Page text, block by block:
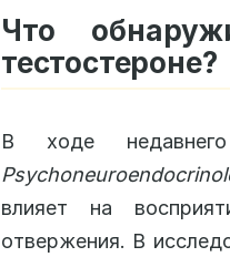
Что
тестостероне?
В ходе
влияет на
отвержения. В